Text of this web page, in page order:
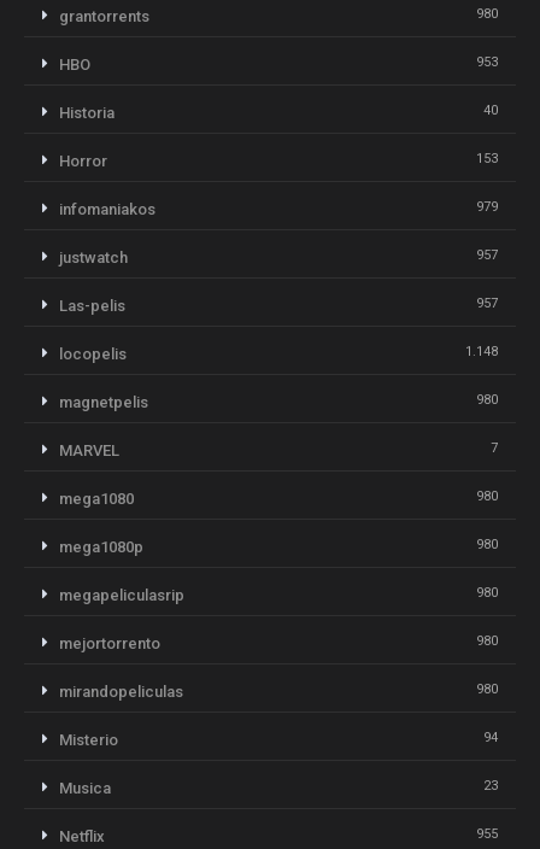
grantorrents 980
HBO 953
Historia 40
Horror 153
infomaniakos 979
justwatch 957
Las-pelis 957
locopelis 1.148
magnetpelis 980
MARVEL 7
mega1080 980
mega1080p 980
megapeliculasrip 980
mejortorrento 980
mirandopeliculas 980
Misterio 94
Musica 23
Netflix 955